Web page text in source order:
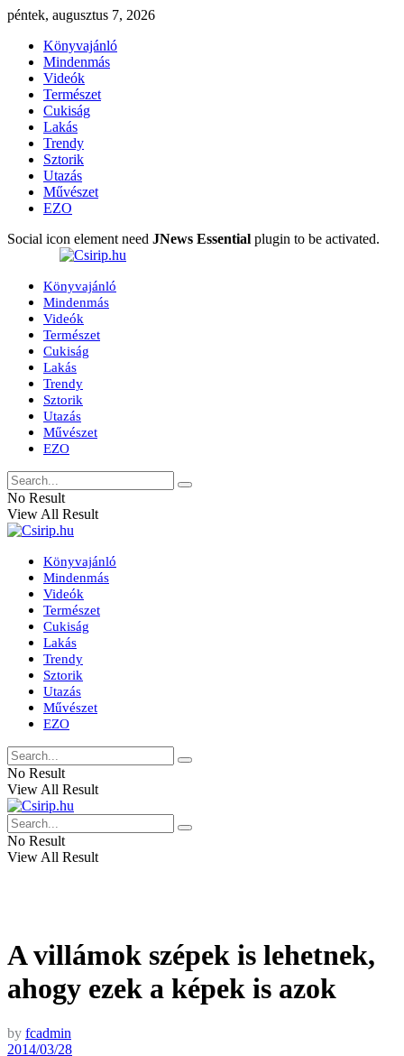
péntek, augusztus 7, 2026
Könyvajánló
Mindenmás
Videók
Természet
Cukiság
Lakás
Trendy
Sztorik
Utazás
Művészet
EZO
Social icon element need JNews Essential plugin to be activated.
Könyvajánló
Mindenmás
Videók
Természet
Cukiság
Lakás
Trendy
Sztorik
Utazás
Művészet
EZO
No Result
View All Result
Könyvajánló
Mindenmás
Videók
Természet
Cukiság
Lakás
Trendy
Sztorik
Utazás
Művészet
EZO
No Result
View All Result
No Result
View All Result
A villámok szépek is lehetnek,
ahogy ezek a képek is azok
by fcadmin
2014/03/28